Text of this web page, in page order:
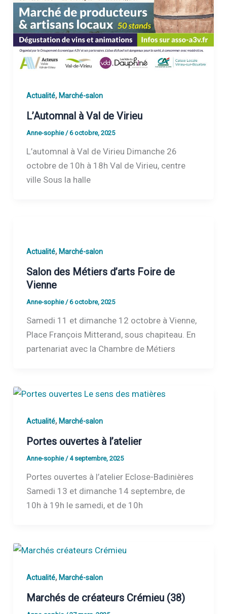
Actualité, Marché-salon
L’Automnal à Val de Virieu
Anne-sophie /6 octobre, 2025
L’automnal à Val de Virieu Dimanche 26
octobre de 10h à 18h Val de Virieu, centre
ville Sous la halle
Actualité, Marché-salon
Salon des Métiers d’arts Foire de
Vienne
Anne-sophie /6 octobre, 2025
Samedi 11 et dimanche 12 octobre à Vienne,
Place François Mitterand, sous chapiteau. En
partenariat avec la Chambre de Métiers
Actualité, Marché-salon
Portes ouvertes à l’atelier
Anne-sophie /4 septembre, 2025
Portes ouvertes à l’atelier Eclose-Badinières
Samedi 13 et dimanche 14 septembre, de
10h à 19h le samedi, et de 10h
Actualité, Marché-salon
Marchés de créateurs Crémieu (38)